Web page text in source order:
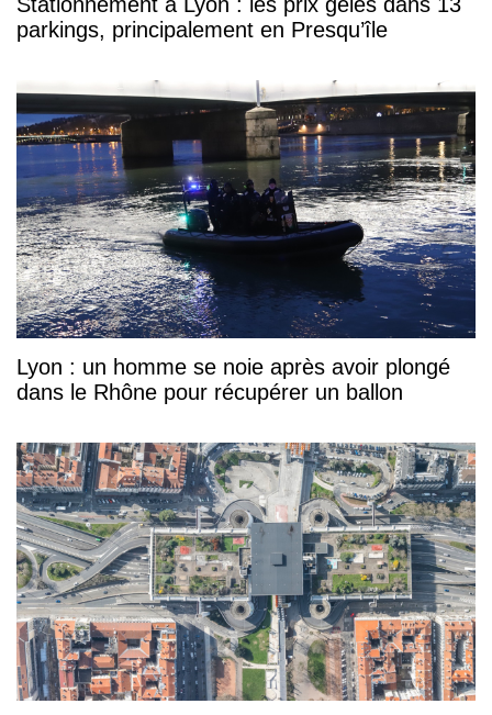
parkings, principalement en Presqu’île
Lyon : un homme se noie après avoir plongé
dans le Rhône pour récupérer un ballon